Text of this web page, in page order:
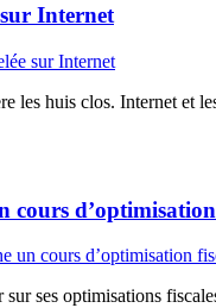
Internet
les huis clos. Internet et
cours
sur ses optimisations